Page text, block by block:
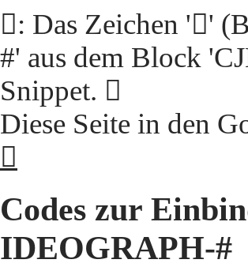
𩨵: Das Zeichen
#' aus dem Block
Snippet. 𩨵
Diese Seite in den
𩨵
Codes zur
IDEOGRAPH-#